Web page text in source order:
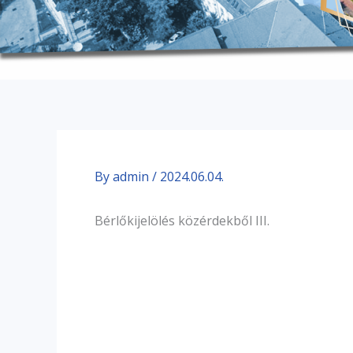
Byadmin / 2024.06.04.
Bérlőkijelölés közérdekből III.